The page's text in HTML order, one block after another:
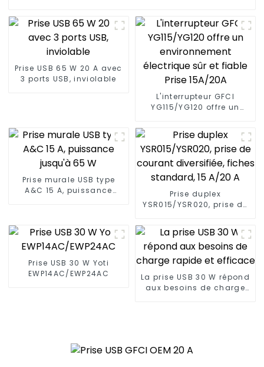
Prise USB 65 W 20 A avec
3 ports USB, inviolable
L'interrupteur GFCI
YG115/YG120 offre un
sûr et fiable Prise 15A/20A
Prise murale USB type
A&C 15 A, puissance
Prise duplex
YSR015/YSR020, prise de
fiches standard, 15 A/20
A
Prise USB 30 W Yoti
EWP14AC/EWP24AC
La prise USB 30 W répond
aux besoins de charge